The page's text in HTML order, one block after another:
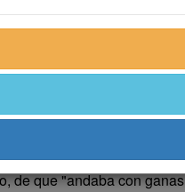
Ni cultivó
patrón— le empezó a
eso sí. Diez pesos por
perder el tiempo a
una tarde fue al rancho
de que "andaba con